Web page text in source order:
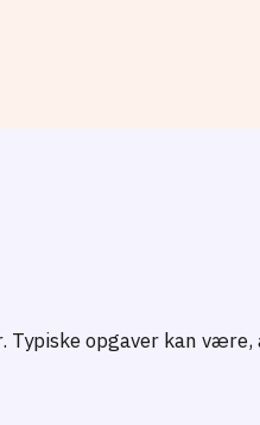
Typiske opgaver kan være,